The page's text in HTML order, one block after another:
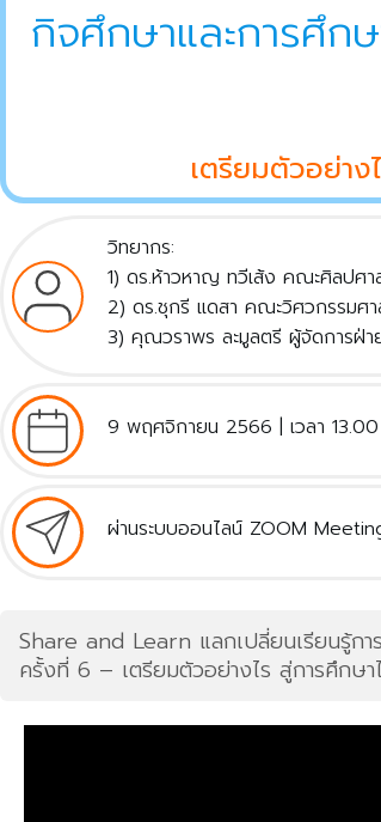
กิจศึกษาและการศึก
เตรียมตัวอย่า
วิทยากร:
1) ดร.ห้าวหาญ ทวีเส้ง คณะศิลปศ
2) ดร.ชุกรี แดสา คณะวิศวกรรมศ
3) คุณวราพร ละมูลตรี ผู้จัดการฝ่า
9 พฤศจิกายน 2566 | เวลา
ผ่านระบบออนไลน์ ZOOM
Share and Learn แลกเปลี่ยนเรียนรู้กา
ครั้งที่ 6 – เตรียมตัวอย่างไร สู่การศึกษ